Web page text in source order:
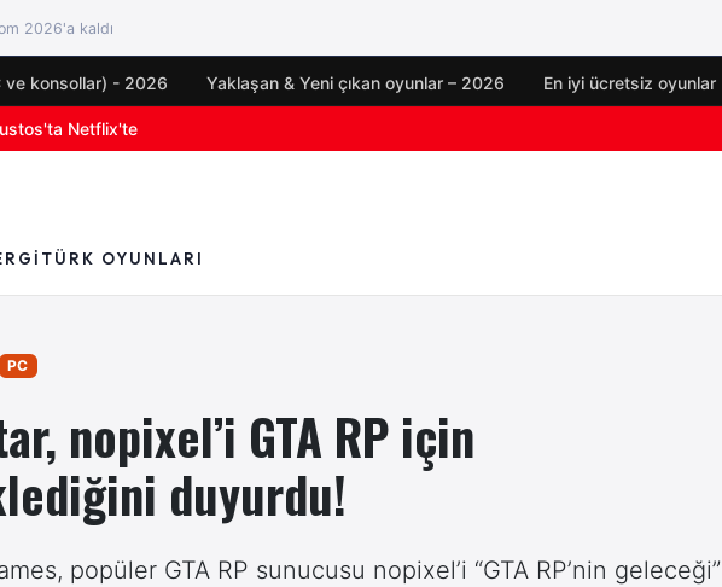
2026'a kaldı
ve konsollar) - 2026 Yaklaşan & Yeni çıkan oyunlar – 2026 En iyi ücretsiz oyunlar
oyun duyuruları
TÜRK OYUNLARI
PC
nopixel’i GTA RP için
duyurdu!
popüler GTA RP sunucusu nopixel’i “GTA RP’nin geleceği”